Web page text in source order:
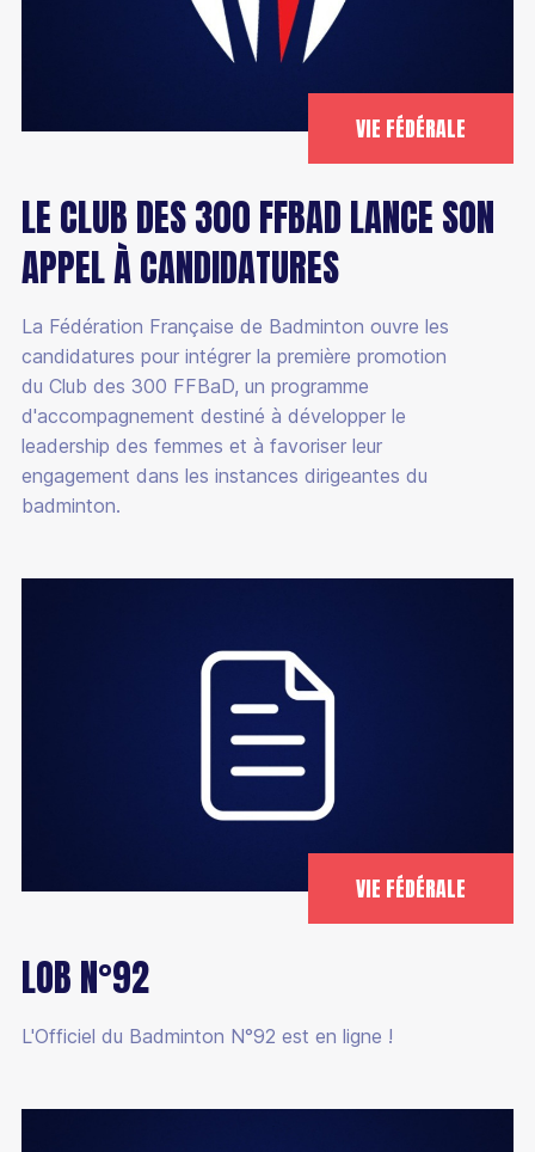
VIE FÉDÉRALE
LE CLUB DES 300 FFBAD LANCE SON
APPEL À CANDIDATURES
La Fédération Française de Badminton ouvre les
candidatures pour intégrer la première promotion
du Club des 300 FFBaD, un programme
d'accompagnement destiné à développer le
leadership des femmes et à favoriser leur
engagement dans les instances dirigeantes du
badminton.
VIE FÉDÉRALE
LOB N°92
L'Officiel du Badminton N°92 est en ligne !